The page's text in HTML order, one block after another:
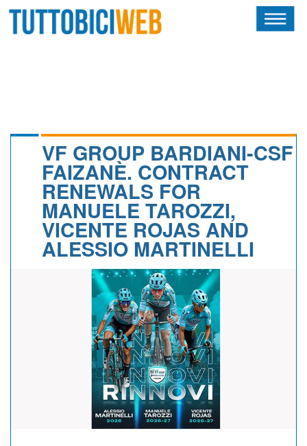
CALENDARIO
ALBI D'ORO
VF GROUP BARDIANI-CSF
FAIZANÈ. CONTRACT
RENEWALS FOR
MANUELE TAROZZI,
VICENTE ROJAS AND
ALESSIO MARTINELLI